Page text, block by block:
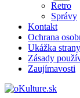
Retro
Správy
Kontakt
Ochrana
Ukážka strany
Zásady
Zaujímavosti